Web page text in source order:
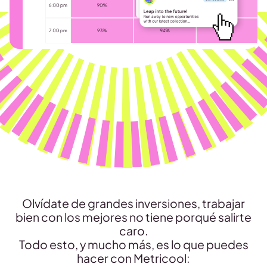
Olvídate de grandes inversiones, trabajar
bien con los mejores no tiene porqué salirte
caro.
Todo esto, y mucho más, es lo que puedes
hacer con Metricool: